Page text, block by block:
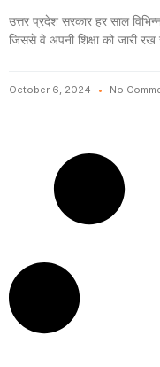
उत्तर प्रदेश सरकार हर साल
जिससे वे अपनी शिक्षा को जारी
October 6, 2024 No